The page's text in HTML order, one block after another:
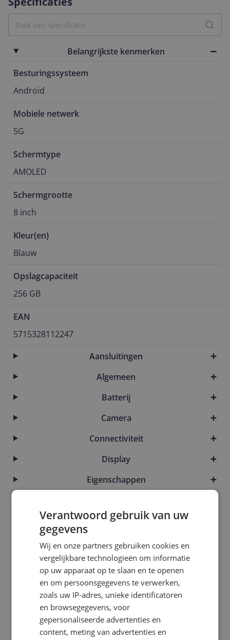
Belangrijkste kenmerken
Besturingssysteem
Android
Mobiele netwerk
5G
Schermtype
AMOLED
Schermgrootte
8 inch
Kleur(en)
Blauw
Opslagcapaciteit
256 GB
EAN
5715328112247
Aansluitingen
Algemeen
Batterij
Camera
Connectiviteit
Display
Eigenschappen
Kenmerken
Mogelijke vereisten instellen en gebruik
Opslaggeheugen
Overige kenmerken
Productinformatie
Scherm
Verantwoord gebruik van uw
gegevens
Wij en onze partners gebruiken cookies en
vergelijkbare technologieën om informatie
op uw apparaat op te slaan en te openen
en om persoonsgegevens te verwerken,
zoals uw IP-adres, unieke identificatoren
en browsegegevens, voor
gepersonaliseerde advertenties en
content, meting van advertenties en